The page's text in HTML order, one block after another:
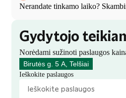
Nerandate tinkamo laiko?
Gydytojo
Norėdami sužinoti paslaugos
Birutės g. 5 A, Telšiai
Ieškokite paslaugos